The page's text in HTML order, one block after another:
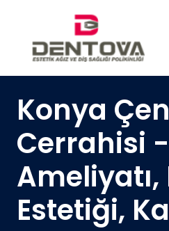
Konya
Cerrahisi
Estetiği,